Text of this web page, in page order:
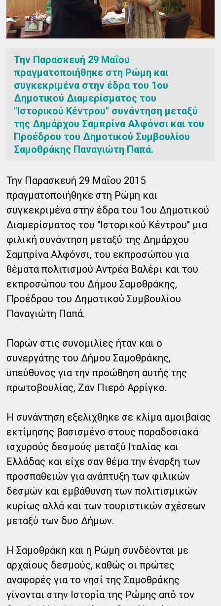
Την Παρασκευή 29 Μαΐου
πραγματοποιήθηκε στη Ρώμη και
συγκεκριμένα στην έδρα του 1ου
Δημοτικού Διαμερίσματος του
"Ιστορικού Κέντρου" συνάντηση μεταξύ
της Δημάρχου Σαμπρίνα Αλφόνσι και του
Προέδρου του Δημοτικού Συμβουλίου
Σαμοθράκης Παναγιώτη Παπά.
Την Παρασκευή 29 Μαΐου 2015
πραγματοποιήθηκε στη Ρώμη και
συγκεκριμένα στην έδρα του 1ου Δημοτικού
Διαμερίσματος του "Ιστορικού Κέντρου" μια
φιλική συνάντηση μεταξύ της Δημάρχου
Σαμπρίνα Αλφόνσι, του εκπροσώπου για
θέματα πολιτισμού Αντρέα Βαλέρι και του
εκπροσώπου του Δήμου Σαμοθράκης,
Προέδρου του Δημοτικού Συμβουλίου
Παναγιώτη Παπά.
Παρών στις συνομιλίες ήταν και ο
συνεργάτης του Δήμου Σαμοθράκης,
υπεύθυνος για την προώθηση αυτής της
πρωτοβουλίας, Ζαν Πιερό Αρρίγκο.
Η συνάντηση εξελίχθηκε σε κλίμα αμοιβαίας
εκτίμησης βασισμένο στους παραδοσιακά
ισχυρούς δεσμούς μεταξύ Ιταλίας και
Ελλάδας και είχε σαν θέμα την έναρξη των
προσπαθειών για ανάπτυξη των φιλικών
δεσμών και εμβάθυνση των πολιτισμικών
κυρίως αλλά και των τουριστικών σχέσεων
μεταξύ των δυο Δήμων.
Η Σαμοθράκη και η Ρώμη συνδέονται με
αρχαίους δεσμούς, καθώς οι πρώτες
αναφορές για το νησί της Σαμοθράκης
γίνονται στην Ιστορία της Ρώμης από τον